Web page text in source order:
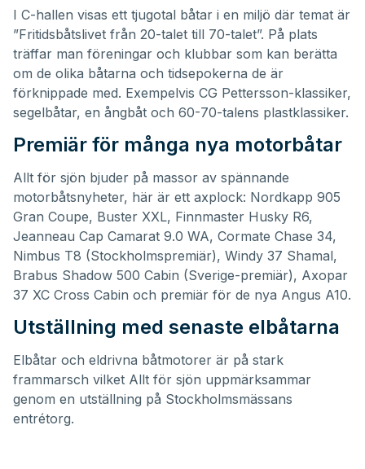
I C-hallen visas ett tjugotal båtar i en miljö där temat är
”Fritidsbåtslivet från 20-talet till 70-talet”. På plats
träffar man föreningar och klubbar som kan berätta
om de olika båtarna och tidsepokerna de är
förknippade med. Exempelvis CG Pettersson-klassiker,
segelbåtar, en ångbåt och 60-70-talens plastklassiker.
Premiär för många nya motorbåtar
Allt för sjön bjuder på massor av spännande
motorbåtsnyheter, här är ett axplock: Nordkapp 905
Gran Coupe, Buster XXL, Finnmaster Husky R6,
Jeanneau Cap Camarat 9.0 WA, Cormate Chase 34,
Nimbus T8 (Stockholmspremiär), Windy 37 Shamal,
Brabus Shadow 500 Cabin (Sverige-premiär), Axopar
37 XC Cross Cabin och premiär för de nya Angus A10.
Utställning med senaste elbåtarna
Elbåtar och eldrivna båtmotorer är på stark
frammarsch vilket Allt för sjön uppmärksammar
genom en utställning på Stockholmsmässans
entrétorg.